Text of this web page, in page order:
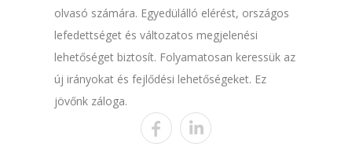
olvasó számára. Egyedülálló elérést, országos
lefedettséget és változatos megjelenési
lehetőséget biztosít. Folyamatosan keressük az
új irányokat és fejlődési lehetőségeket. Ez
jövőnk záloga.